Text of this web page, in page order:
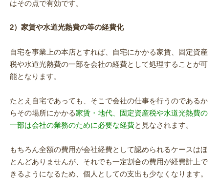
はその点で有効です。
2）家賃や水道光熱費の等の経費化
自宅を事業上の本店とすれば、自宅にかかる家賃、固定資産
税や水道光熱費の一部を会社の経費として処理することが可
能となります。
たとえ自宅であっても、そこで会社の仕事を行うのであるか
らその場所にかかる家賃・地代、固定資産税や水道光熱費の
一部は会社の業務のために必要な経費と見なされます。
もちろん全額の費用が会社経費として認められるケースはほ
とんどありませんが、それでも一定割合の費用が経費計上で
きるようになるため、個人としての支出も少なくなります。